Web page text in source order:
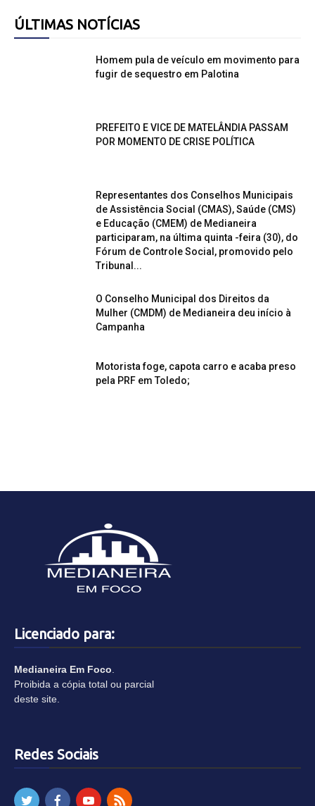
ÚLTIMAS NOTÍCIAS
Homem pula de veículo em movimento para
fugir de sequestro em Palotina
PREFEITO E VICE DE MATELÂNDIA PASSAM
POR MOMENTO DE CRISE POLÍTICA
Representantes dos Conselhos Municipais
de Assistência Social (CMAS), Saúde (CMS)
e Educação (CMEM) de Medianeira
participaram, na última quinta -feira (30), do
Fórum de Controle Social, promovido pelo
Tribunal...
O Conselho Municipal dos Direitos da
Mulher (CMDM) de Medianeira deu início à
Campanha
Motorista foge, capota carro e acaba preso
pela PRF em Toledo;
Licenciado para:
Medianeira Em Foco
Proibida a cópia total ou parcial
deste site.
Redes Sociais